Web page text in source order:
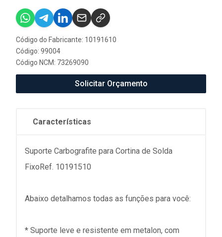
Código do Fabricante: 10191610
Código: 99004
Código NCM: 73269090
Solicitar Orçamento
Características
Suporte Carbografite para Cortina de Solda
FixoRef. 10191510
Abaixo detalhamos todas as funções para você:
* Suporte leve e resistente em metalon, com